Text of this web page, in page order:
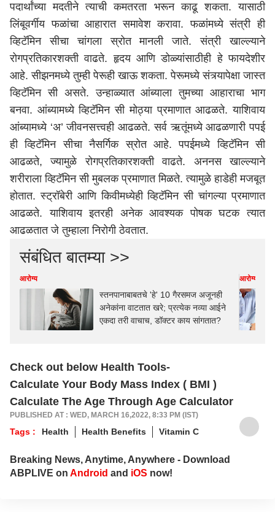
पदार्थांच्या मदतीने त्याची कमतरता भरून काढू शकता. यासाठी
लिंबूवर्गीय फळांचा आहारात समावेश करावा. फळांमध्ये संत्री ही
व्हिटॅमिन सीचा चांगला स्रोत मानली जाते. संत्री खाल्ल्याने
रोगप्रतिकारशक्ती वाढते. हृदय आणि डोळ्यांसाठीही हे फायदेशीर
आहे. सीझनमध्ये तुम्ही पेरूही खाऊ शकता. पेरूमध्ये संत्र्यापेक्षा जास्त
व्हिटॅमिन सी असते. उन्हाळ्यात आंब्याला तुमच्या आहाराचा भाग
बनवा. आंब्यामध्ये व्हिटॅमिन सी मोठ्या प्रमाणात आढळते. याशिवाय
आंब्यामध्ये ‘अ’ जीवनसत्त्वही आढळते. सर्व ऋतूंमध्ये आढळणारी पपई
ही व्हिटॅमिन सीचा नैसर्गिक स्रोत आहे. पपईमध्ये व्हिटॅमिन सी
आढळते, ज्यामुळे रोगप्रतिकारशक्ती वाढते. अननस खाल्ल्याने
शरीराला व्हिटॅमिन सी मुबलक प्रमाणात मिळते. त्यामुळे हाडेही मजबूत
होतात. स्ट्रॉबेरी आणि किवीमध्येही व्हिटॅमिन सी चांगल्या प्रमाणात
आढळते. याशिवाय इतरही अनेक आवश्यक पोषक घटक त्यात
आढळतात जे तुम्हाला निरोगी ठेवतात.
संबंधित बातम्या >>
आरोग्य
स्तनपानाबाबतचे 'हे' 10 गैरसमज अजूनही
अनेकांना वाटतात खरे; प्रत्येक नव्या आईने
एकदा तरी वाचाच, डॉक्टर काय सांगतात?
आरोग्य
Check out below Health Tools-
Calculate Your Body Mass Index ( BMI )
Calculate The Age Through Age Calculator
PUBLISHED AT : WED, MARCH 16,2022, 8:33 PM (IST)
Tags : Health Health Benefits Vitamin C
Breaking News, Anytime, Anywhere - Download
ABPLIVE on Android and iOS now!